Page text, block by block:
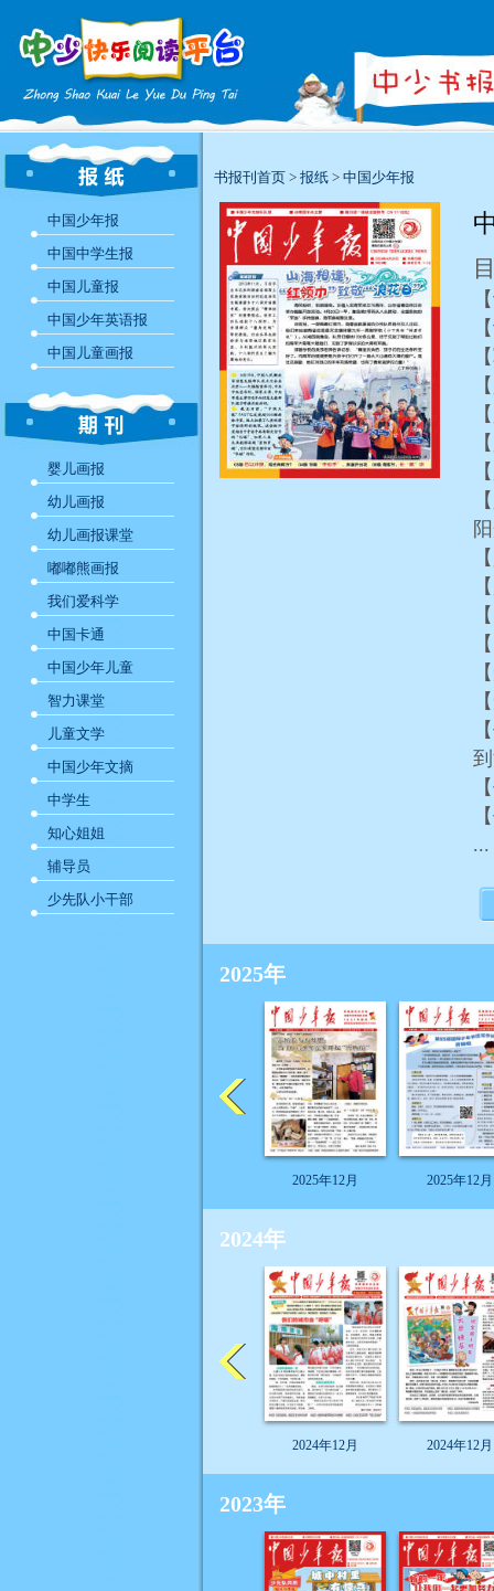
中国少年报
中国中学生报
中国儿童报
中国少年英语报
中国儿童画报
婴儿画报
幼儿画报
幼儿画报课堂
嘟嘟熊画报
我们爱科学
中国卡通
中国少年儿童
智力课堂
儿童文学
中国少年文摘
中学生
知心姐姐
辅导员
少先队小干部
书报刊首页 > 报纸 > 中国少年报
...
2025年
2025年12月 2025年12月
2024年
2024年12月 2024年12月
2023年